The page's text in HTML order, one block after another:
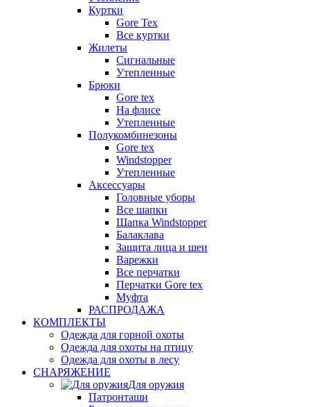
Куртки
Gore Tex
Все куртки
Жилеты
Сигнальные
Утепленные
Брюки
Gore tex
На флисе
Утепленные
Полукомбинезоны
Gore tex
Windstopper
Утепленные
Аксессуары
Головные уборы
Все шапки
Шапка Windstopper
Балаклава
Защита лица и шеи
Варежки
Все перчатки
Перчатки Gore tex
Муфта
РАСПРОДАЖА
КОМПЛЕКТЫ
Одежда для горной охоты
Одежда для охоты на птицу
Одежда для охоты в лесу
СНАРЯЖЕНИЕ
Для оружия
Патронташи